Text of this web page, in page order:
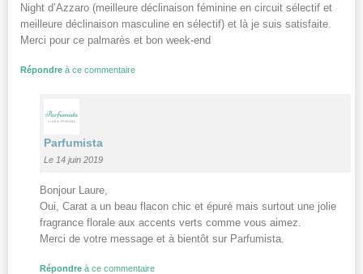
Night d’Azzaro (meilleure déclinaison féminine en circuit sélectif et
meilleure déclinaison masculine en sélectif) et là je suis satisfaite.
Merci pour ce palmarès et bon week-end
Répondre à ce commentaire
Parfumista
Le 14 juin 2019
Bonjour Laure,
Oui, Carat a un beau flacon chic et épuré mais surtout une jolie
fragrance florale aux accents verts comme vous aimez.
Merci de votre message et à bientôt sur Parfumista.
Répondre à ce commentaire